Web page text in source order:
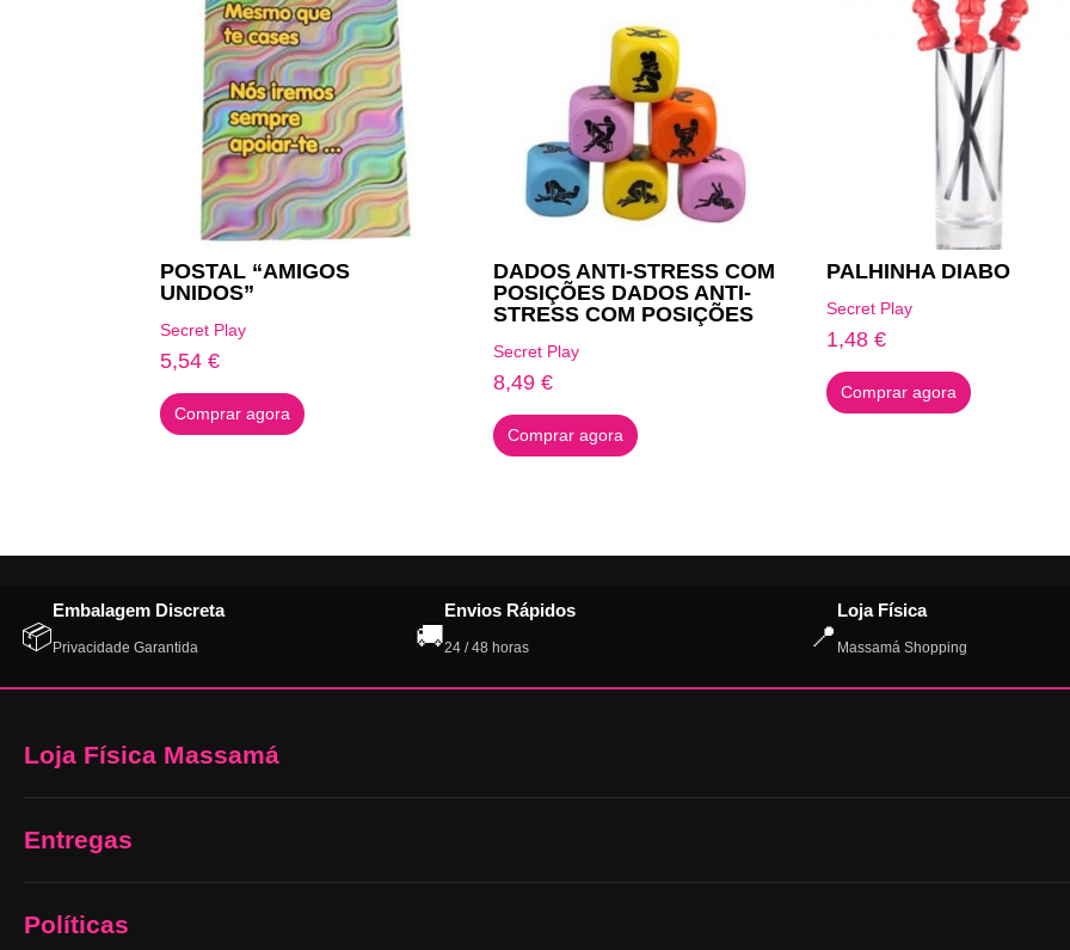
POSTAL “AMIGOS
UNIDOS”
Secret Play
5,54€
Comprar agora
DADOS ANTI-STRESS COM
POSIÇÕES DADOS ANTI-
STRESS COM POSIÇÕES
Secret Play
8,49€
Comprar agora
PALHINHA DIABO
Secret Play
1,48€
Comprar agora
📦
Embalagem Discreta
Privacidade Garantida 🚚
Envios Rápidos
24 / 48 horas 📍
Loja Física
Massamá Shopping
Loja Física Massamá
Entregas
Políticas